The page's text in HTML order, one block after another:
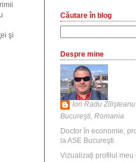
şi
Căutare în blog
Despre mine
Ion Radu Zilişteanu
Bucureşti, Romania
Doctor în economie,
la ASE Bucureşti
Vizualizați profilul meu